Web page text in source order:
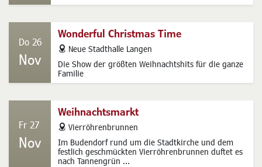
Wonderful Christmas Time
Die Show der größten Weihnachtshits für die ganze
Familie
Do 26
Nov
address
Neue Stadthalle Langen
Weihnachtsmarkt
Im Budendorf rund um die Stadtkirche und dem
festlich geschmückten Vierröhrenbrunnen duftet es
nach Tannengrün ...
Fr 27
Nov
address
Vierröhrenbrunnen